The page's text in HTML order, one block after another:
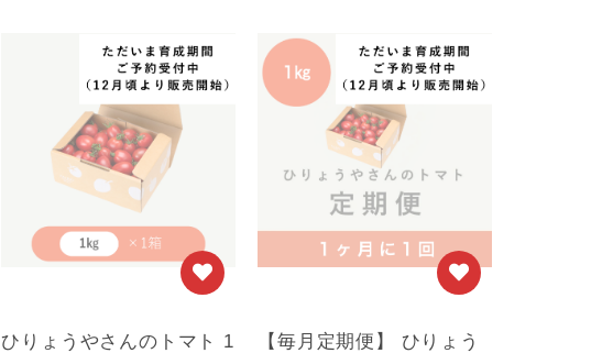
ひりょうやさんのトマト 1
【毎月定期便】 ひりょう